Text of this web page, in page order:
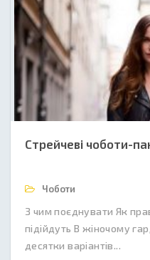
Стрейчеві чоботи-
Чоботи
З чим поєднувати Як
підійдуть В жіночому
десятки варіантів...